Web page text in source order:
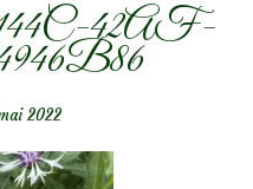
42AF-
2022